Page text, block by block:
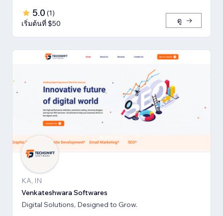
5.0 (1)
เริ่มต้นที่ $50
ดู
KA, IN
Venkateshwara Softwares
Digital Solutions, Designed to Grow.